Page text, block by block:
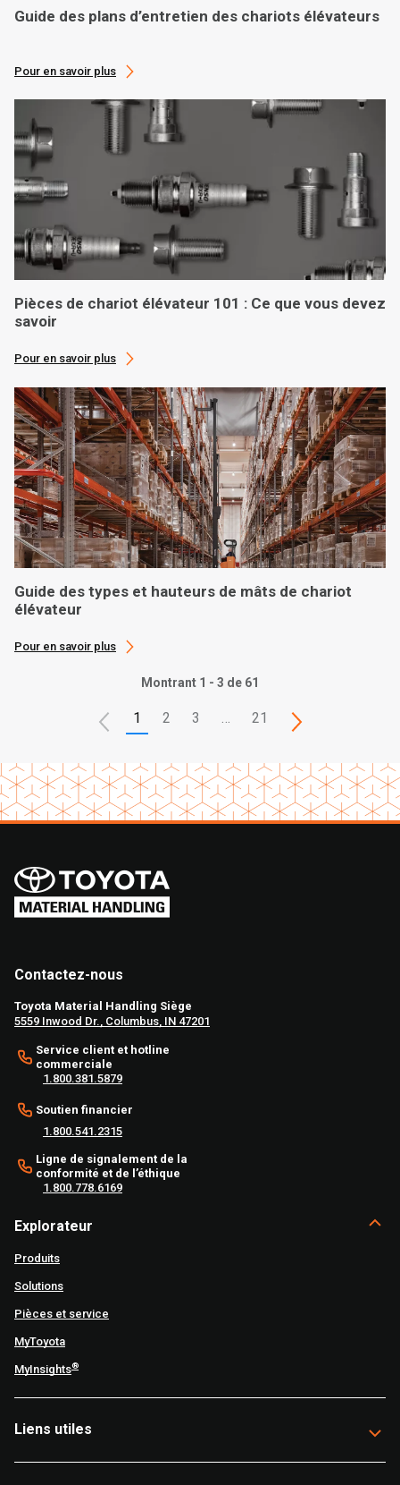
Guide des plans d’entretien des chariots élévateurs
Pour en savoir plus
Pièces de chariot élévateur 101 : Ce que vous devez
savoir
Pour en savoir plus
Guide des types et hauteurs de mâts de chariot
élévateur
Pour en savoir plus
Montrant 1 - 3 de 61
1 2 3 21
Contactez-nous
Toyota Material Handling Siège
5559 Inwood Dr., Columbus, IN 47201
Service client et hotline
commerciale
1.800.381.5879
Soutien financier
1.800.541.2315
Ligne de signalement de la
conformité et de l’éthique
1.800.778.6169
Explorateur
Produits
Solutions
Pièces et service
MyToyota
MyInsights®
Liens utiles